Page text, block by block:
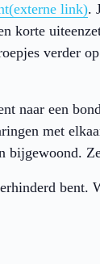
(externe link).
korte
verder
naar een
met
bijgewoond.
bent.